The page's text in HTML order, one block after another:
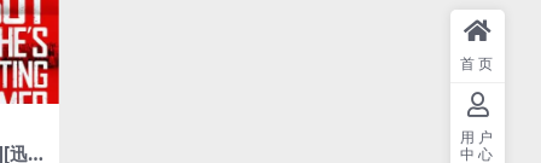
迅雷
首页
用户
中心